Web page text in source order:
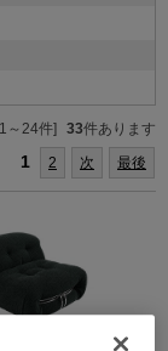
～24件] 33件あります
1 2 次 最後